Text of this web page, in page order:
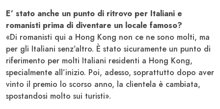
E’ stato anche un punto di ritrovo per Italiani e
romanisti prima di diventare un locale famoso?
«Di romanisti qui a Hong Kong non ce ne sono molti, ma
per gli Italiani senz’altro. È stato sicuramente un punto di
riferimento per molti Italiani residenti a Hong Kong,
specialmente all’inizio. Poi, adesso, soprattutto dopo aver
vinto il premio lo scorso anno, la clientela è cambiata,
spostandosi molto sui turisti».